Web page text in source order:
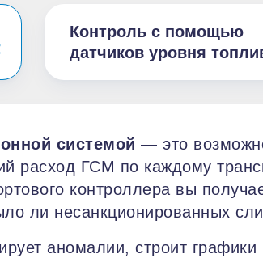
Контроль с помощью
датчиков уровня
системой — это
расход ГСМ по каждому
контроллера вы
ли несанкционированных
аномалии, строит